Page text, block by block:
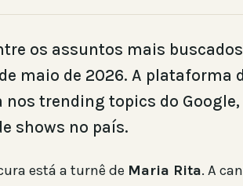
os assuntos mais
maio de 2026. A plataforma
trending topics do Google,
shows no país.
está a turnê de Maria Rita. A